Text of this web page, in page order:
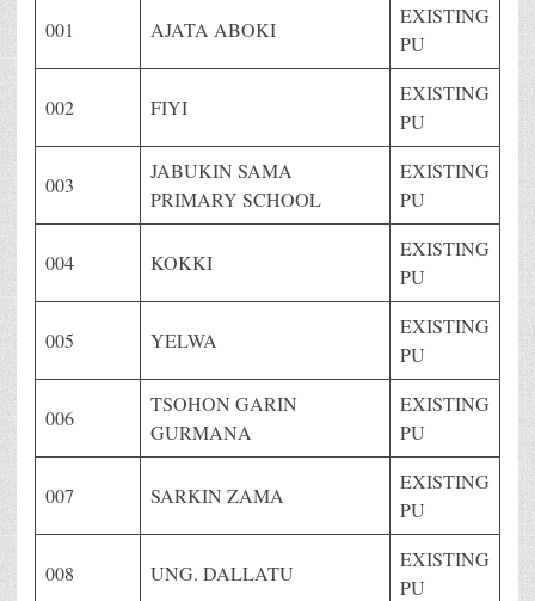
001 AJATA ABOKI
EXISTING
PU
002 FIYI
EXISTING
PU
003
JABUKIN SAMA
PRIMARY SCHOOL
EXISTING
PU
004 KOKKI
EXISTING
PU
005 YELWA
EXISTING
PU
006
TSOHON GARIN
GURMANA
EXISTING
PU
007 SARKIN ZAMA
EXISTING
PU
008 UNG. DALLATU
EXISTING
PU